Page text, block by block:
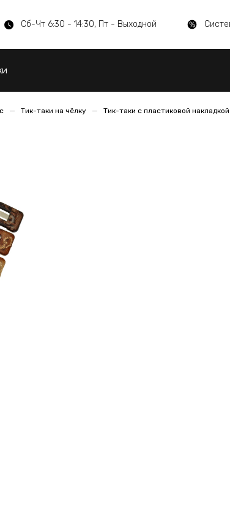
Сб-Чт 6:30 - 14:30, Пт - Выходной
Тик-таки на чёлку Тик-таки с пластиковой накладкой